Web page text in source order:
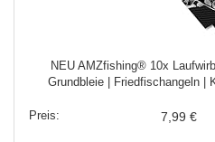
NEU AMZfishing® 10x
Grundbleie | Friedfischangeln |
7,99 €